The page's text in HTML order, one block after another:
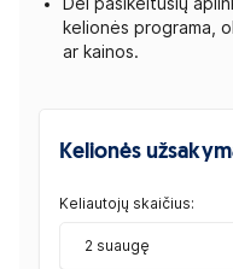
kelionės programa,
ar kainos.
Kelionės
Keliautojų skaičius:
2 suaugę